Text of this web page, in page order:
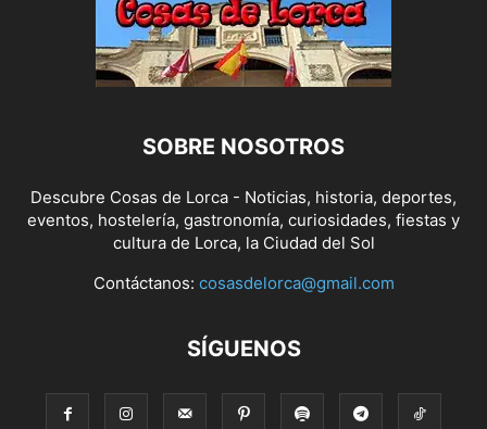
SOBRE NOSOTROS
Descubre Cosas de Lorca - Noticias, historia, deportes,
eventos, hostelería, gastronomía, curiosidades, fiestas y
cultura de Lorca, la Ciudad del Sol
Contáctanos: cosasdelorca@gmail.com
SÍGUENOS